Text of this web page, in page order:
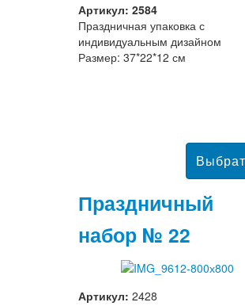
Артикул: 2584
Праздничная упаковка с
индивидуальным дизайном
Размер: 37*22*12 см
Праздничный
набор № 22
Артикул: 2428